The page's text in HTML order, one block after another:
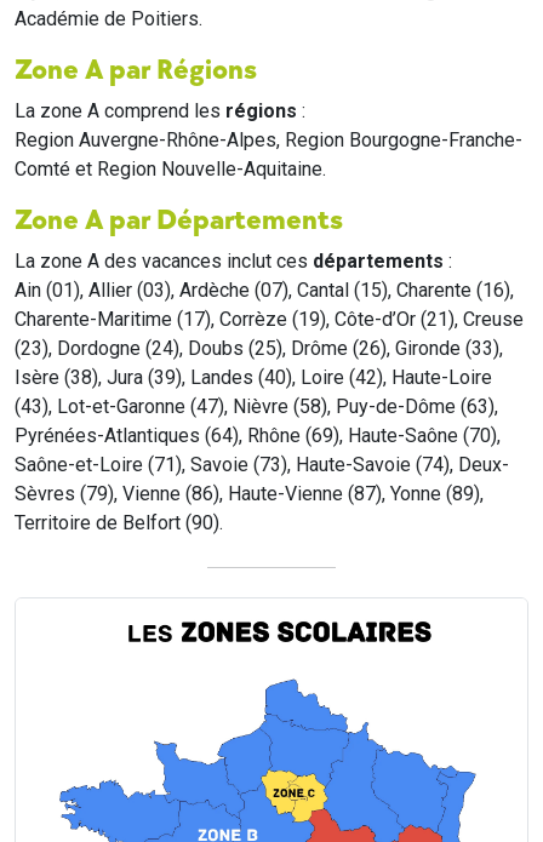
Académie de Poitiers.
Zone A par Régions
La zone A comprend les régions :
Region Auvergne-Rhône-Alpes, Region Bourgogne-Franche-
Comté et Region Nouvelle-Aquitaine.
Zone A par Départements
La zone A des vacances inclut ces départements :
Ain (01), Allier (03), Ardèche (07), Cantal (15), Charente (16),
Charente-Maritime (17), Corrèze (19), Côte-d’Or (21), Creuse
(23), Dordogne (24), Doubs (25), Drôme (26), Gironde (33),
Isère (38), Jura (39), Landes (40), Loire (42), Haute-Loire
(43), Lot-et-Garonne (47), Nièvre (58), Puy-de-Dôme (63),
Pyrénées-Atlantiques (64), Rhône (69), Haute-Saône (70),
Saône-et-Loire (71), Savoie (73), Haute-Savoie (74), Deux-
Sèvres (79), Vienne (86), Haute-Vienne (87), Yonne (89),
Territoire de Belfort (90).